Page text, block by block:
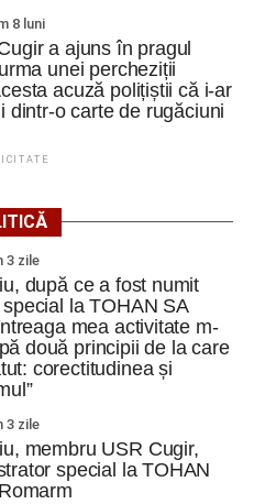
8 luni
a ajuns în pragul
unei percheziții
acuză polițiștii că i-ar
dintr-o carte de rugăciuni
3 zile
după ce a fost numit
la TOHAN SA
mea activitate m-
două principii de la care
corectitudinea și
3 zile
membru USR Cugir,
special la TOHAN